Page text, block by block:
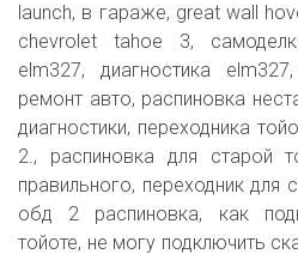
launch, в гараже, great wall
chevrolet tahoe 3,
elm327, диагностика
ремонт авто, распиновка
диагностики, переходника
2., распиновка для старой
правильного, переходник для
обд 2 распиновка, как
тойоте, не могу подключить